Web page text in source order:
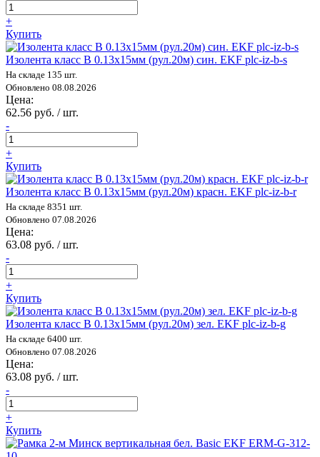
+
Купить
Изолента класс В 0.13х15мм (рул.20м) син. EKF plc-iz-b-s
На складе 135 шт.
Обновлено 08.08.2026
Цена:
62.56 руб. / шт.
-
+
Купить
Изолента класс В 0.13х15мм (рул.20м) красн. EKF plc-iz-b-r
На складе 8351 шт.
Обновлено 07.08.2026
Цена:
63.08 руб. / шт.
-
+
Купить
Изолента класс В 0.13х15мм (рул.20м) зел. EKF plc-iz-b-g
На складе 6400 шт.
Обновлено 07.08.2026
Цена:
63.08 руб. / шт.
-
+
Купить